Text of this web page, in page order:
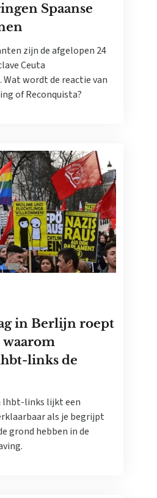
Spaanse
zijn de afgelopen 24
Ceuta
wordt de reactie van
of Reconquista?
in Berlijn roept
waarom
links de
lhbt-links lijkt een
als je begrijpt
grond hebben in de